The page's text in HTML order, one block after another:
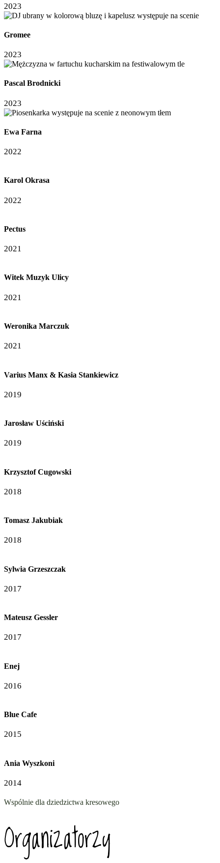
2023
Gromee
2023
Pascal Brodnicki
2023
Ewa Farna
2022
Karol Okrasa
2022
Pectus
2021
Witek Muzyk Ulicy
2021
Weronika Marczuk
2021
Varius Manx & Kasia Stankiewicz
2019
Jarosław Uściński
2019
Krzysztof Cugowski
2018
Tomasz Jakubiak
2018
Sylwia Grzeszczak
2017
Mateusz Gessler
2017
Enej
2016
Blue Cafe
2015
Ania Wyszkoni
2014
Wspólnie dla dziedzictwa kresowego
Organizatorzy